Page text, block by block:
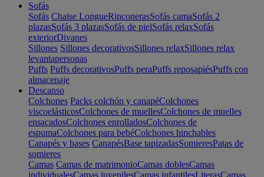
Sofás
Sofás Chaise LongueRinconerasSofás camaSofás 2
plazasSofás 3 plazasSofás de pielSofás relaxSofás
exteriorDivanes
Sillones Sillones decorativosSillones relaxSillones relax
levantapersonas
Puffs Puffs decorativosPuffs peraPuffs reposapiésPuffs con
almacenaje
Descanso
Colchones Packs colchón y canapéColchones
viscoelásticosColchones de muellesColchones de muelles
ensacadosColchones enrolladosColchones de
espumaColchones para bebéColchones hinchables
Canapés y bases CanapésBase tapizadasSomieresPatas de
somieres
Camas Camas de matrimonioCamas doblesCamas
individualesCamas juvenilesCamas infantilesLiterasCamas